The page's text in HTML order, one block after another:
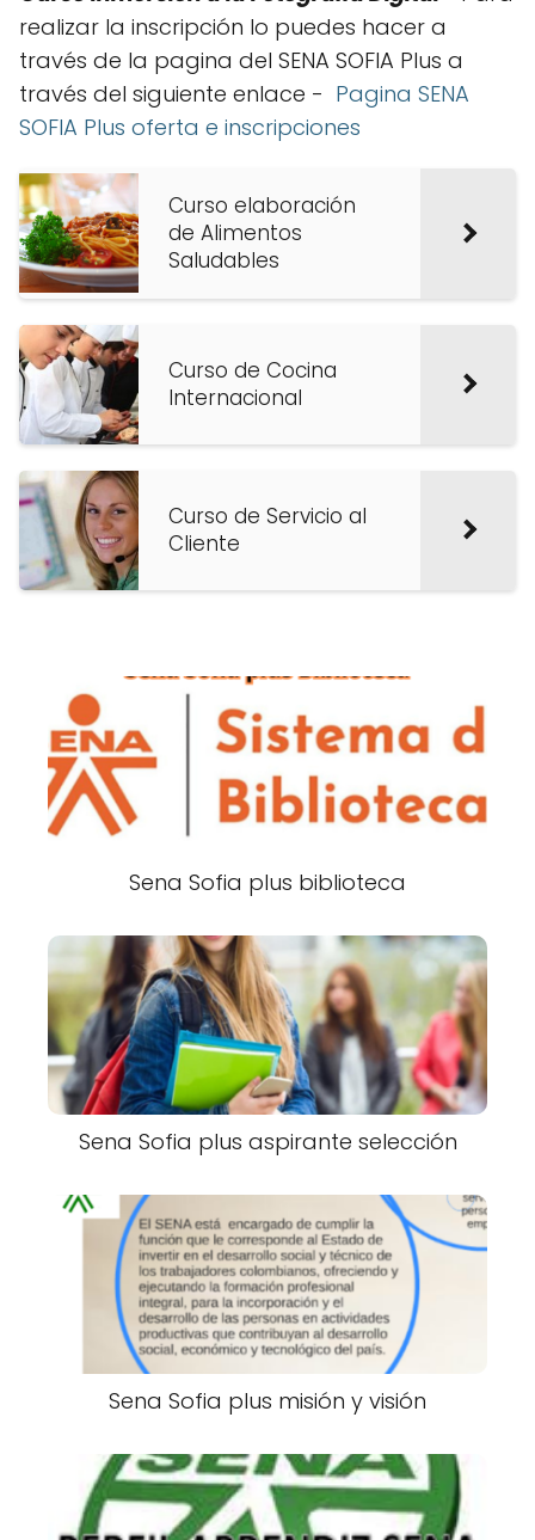
realizar la inscripción lo puedes hacer a
través de la pagina del SENA SOFIA Plus a
través del siguiente enlace - Pagina SENA
SOFIA Plus oferta e inscripciones
Curso elaboración
de Alimentos
Saludables
Curso de Cocina
Internacional
Curso de Servicio al
Cliente
Sena Sofia plus biblioteca
Sena Sofia plus aspirante selección
Sena Sofia plus misión y visión